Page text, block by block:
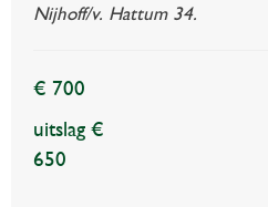
Nijhoff/v. Hattum 34.
€ 700
uitslag €
650